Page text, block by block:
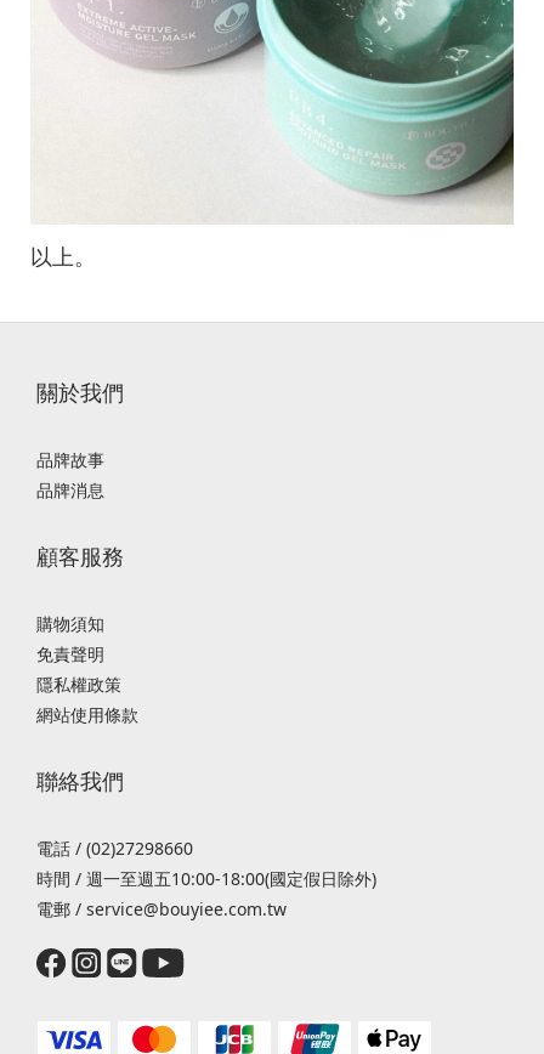
以上。
關於我們
品牌故事
品牌消息
顧客服務
購物須知
免責聲明
隱私權政策
網站使用條款
聯絡我們
電話 / (02)27298660
時間 / 週一至週五10:00-18:00(國定假日除外)
電郵 / service@bouyiee.com.tw